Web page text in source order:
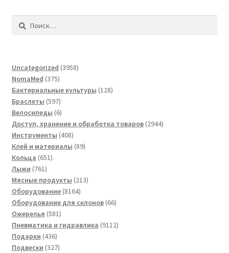
Найти:
Uncategorized 39583958
NomaMed 375375
товаров
Бактериальные культуры 128128
Браслеты 597597
товаров
Велосипеды 66
товаров
Доступ, хранение и обработка товаров 29442944
Инструменты 408408
товаров
Клей и материалы 8989
Кольца 651651
Лыжи 761761
товар
Мясные продукты 213213
Оборудование 81648164
товара
Оборудование для склонов 6666
Ожерелья 581581
товар
Пневматика и гидравлика 91129112
Подарки 436436
товаров
Подвески 327327